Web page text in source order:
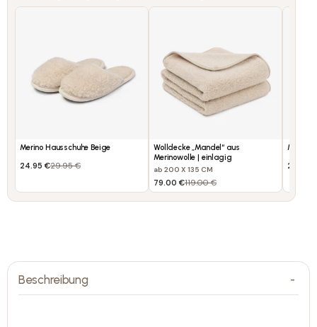
Merino Hausschuhe Beige
24.95 €29.95 €
Wolldecke „Mandel“ aus
Merinowolle | einlagig
ab 200 X 135 CM
79.00 €119.00 €
Merino
24.95 €
Beschreibung